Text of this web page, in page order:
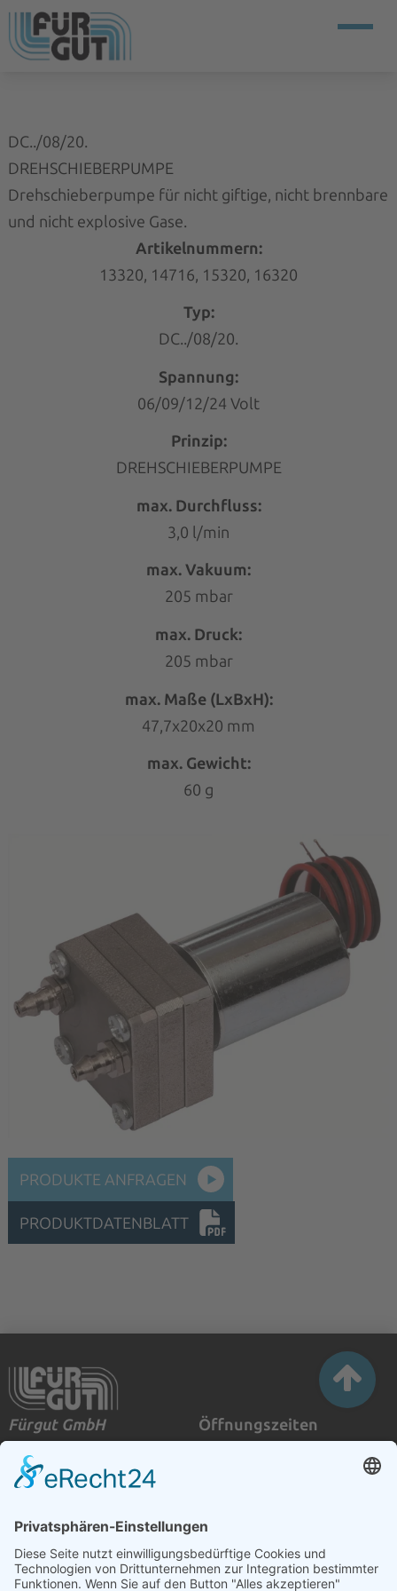
DC../08/20.
DREHSCHIEBERPUMPE
Drehschieberpumpe für nicht giftige, nicht brennbare
und nicht explosive Gase.
Artikelnummern:
13320, 14716, 15320, 16320
Typ:
DC../08/20.
Spannung:
06/09/12/24 Volt
Prinzip:
DREHSCHIEBERPUMPE
max. Durchfluss:
3,0 l/min
max. Vakuum:
205 mbar
max. Druck:
205 mbar
max. Maße (LxBxH):
47,7x20x20 mm
max. Gewicht:
60 g
PRODUKTE ANFRAGEN
PRODUKTDATENBLATT
Fürgut GmbH
Lärchenweg 12
D-88459 Tannheim
+49 (0) 8395 93 66 33
Telefax:
+49 (0) 8395 93 66 34
Öffnungszeiten
08:00 - 13:30 Uhr
Sprachauswahl